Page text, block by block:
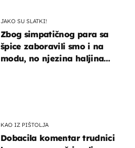
KAO IZ PIŠTOLJA
Dobacila komentar trudnici
JAKO SU SLATKI!
Zbog simpatičnog para sa
špice zaboravili smo i na
modu, no njezina haljina